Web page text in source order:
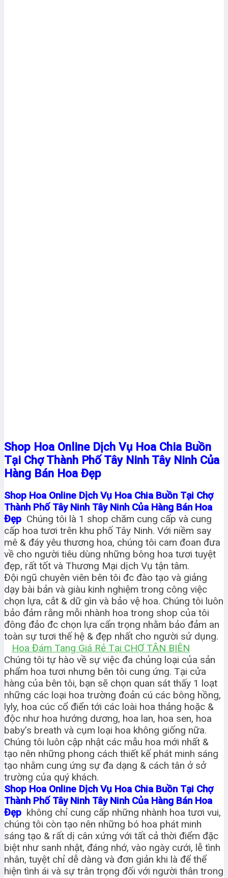
Shop Hoa Online Dịch Vụ Hoa Chia Buồn
Tại Chợ Thành Phố Tây Ninh Tây Ninh Của
Hàng Bán Hoa Đẹp
Shop Hoa Online Dịch Vụ Hoa Chia Buồn Tại Chợ
Thành Phố Tây Ninh Tây Ninh Của Hàng Bán Hoa
Đẹp Chúng tôi là 1 shop chăm cung cấp và cung
cấp hoa tươi trên khu phố Tây Ninh. Với niềm say
mê & đáy yêu thương hoa, chúng tôi cam đoan đưa
về cho người tiêu dùng những bông hoa tươi tuyệt
đẹp, rất tốt và Thương Mại dịch Vụ tận tâm.
Đội ngũ chuyên viên bên tôi đc đào tạo và giảng
dạy bài bản và giàu kinh nghiệm trong công việc
chọn lựa, cắt & dữ gìn và bảo vệ hoa. Chúng tôi luôn
bảo đảm rằng mỗi nhành hoa trong shop của tôi
đông đảo đc chọn lựa cẩn trọng nhằm bảo đảm an
toàn sự tươi thế hệ & đẹp nhất cho người sử dụng.
Hoa Đám Tang Giá Rẻ Tại CHỢ TÂN BIÊN
Chúng tôi tự hào về sự việc đa chủng loại của sản
phẩm hoa tươi nhưng bên tôi cung ứng. Tại cửa
hàng của bên tôi, bạn sẽ chọn quan sát thấy 1 loạt
những các loại hoa trường đoản cú các bông hồng,
lyly, hoa cúc cổ điển tới các loài hoa thảng hoặc &
độc như hoa hướng dương, hoa lan, hoa sen, hoa
baby’s breath và cụm loại hoa không giống nữa.
Chúng tôi luôn cập nhật các mẫu hoa mới nhất &
tạo nên những phong cách thiết kế phát minh sáng
tạo nhằm cung ứng sự đa dạng & cách tân ở sở
trường của quý khách.
Shop Hoa Online Dịch Vụ Hoa Chia Buồn Tại Chợ
Thành Phố Tây Ninh Tây Ninh Của Hàng Bán Hoa
Đẹp không chỉ cung cấp những nhành hoa tươi vui,
chúng tôi còn tạo nên những bó hoa phát minh
sáng tạo & rất dị cân xứng với tất cả thời điểm đặc
biệt như sanh nhật, đáng nhớ, vào ngày cưới, lễ tình
nhân, tuyệt chỉ dễ dàng và đơn giản khi là để thể
hiện tình ái và sự trân trọng đối với người thân trong